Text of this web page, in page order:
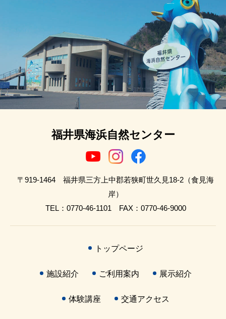
福井県海浜自然センター
〒919-1464 福井県三方上中郡若狭町世久見18-2（食見海
岸）
TEL：0770-46-1101 FAX：0770-46-9000
トップページ
施設紹介 ご利用案内 展示紹介
体験講座 交通アクセス